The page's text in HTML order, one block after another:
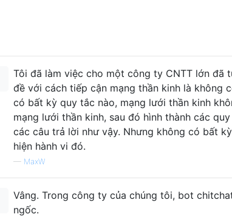
Tôi đã làm việc cho một công ty CNTT lớn đã
đề với cách tiếp cận mạng thần kinh là không
có bất kỳ quy tắc nào, mạng lưới thần kinh
mạng lưới thần kinh, sau đó hình thành các
các câu trả lời như vậy. Nhưng không có bất
hiện hành vi đó.
— MaxW
Vâng. Trong công ty của chúng tôi, bot
ngốc.